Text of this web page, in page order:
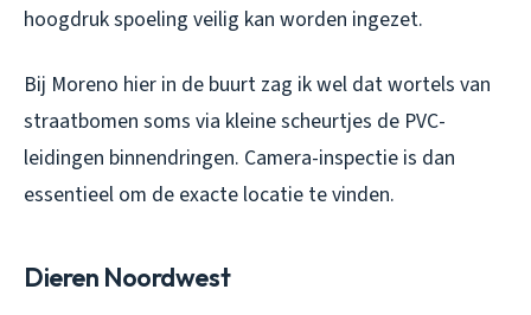
hoogdruk spoeling veilig kan worden ingezet.
Bij Moreno hier in de buurt zag ik wel dat wortels van
straatbomen soms via kleine scheurtjes de PVC-
leidingen binnendringen. Camera-inspectie is dan
essentieel om de exacte locatie te vinden.
Dieren Noordwest